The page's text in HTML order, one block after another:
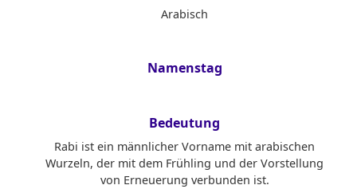
Arabisch
Namenstag
Bedeutung
Rabi ist ein männlicher Vorname mit arabischen
Wurzeln, der mit dem Frühling und der Vorstellung
von Erneuerung verbunden ist.